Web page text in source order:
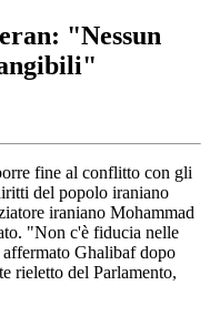
"Nessun
fine al conflitto con gli
del popolo iraniano
iraniano Mohammad
"Non c'è fiducia nelle
Ghalibaf dopo
rieletto del Parlamento,